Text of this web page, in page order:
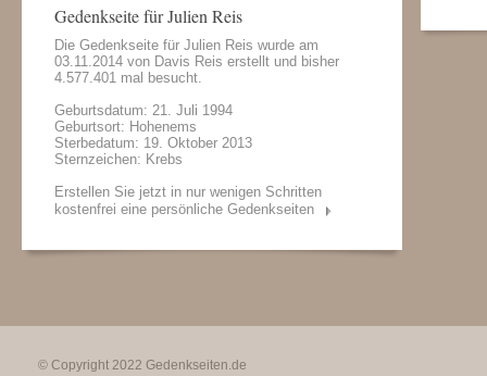
Gedenkseite für Julien Reis
Die Gedenkseite für Julien Reis wurde am
03.11.2014 von Davis Reis erstellt und bisher
4.577.401 mal besucht.
Geburtsdatum: 21. Juli 1994
Geburtsort: Hohenems
Sterbedatum: 19. Oktober 2013
Sternzeichen: Krebs
Erstellen Sie jetzt in nur wenigen Schritten
kostenfrei eine persönliche Gedenkseiten
© Copyright 2022 Gedenkseiten.de